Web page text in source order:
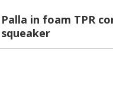
Palla in foam TPR con
squeaker